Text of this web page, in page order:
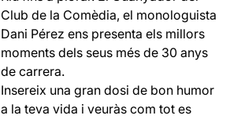
Club de la Comèdia, el monologuista
Dani Pérez ens presenta els millors
moments dels seus més de 30 anys
de carrera.
Insereix una gran dosi de bon humor
a la teva vida i veuràs com tot es